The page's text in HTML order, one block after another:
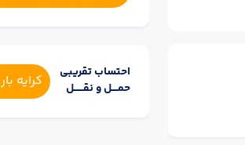
رول)
احتساب تقریبی
حمــــل و نقــــــل
کرایه بار